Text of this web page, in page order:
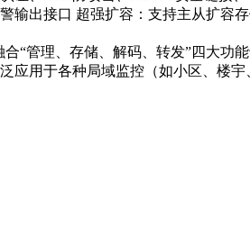
输出接口 超强扩容：支持主从扩容
合“管理、存储、解码、转发”四大
应用于各种局域监控（如小区、楼